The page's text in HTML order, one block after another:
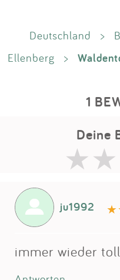
Deutschland >
Ellenberg
>
1
Deine
ju1992
immer wieder